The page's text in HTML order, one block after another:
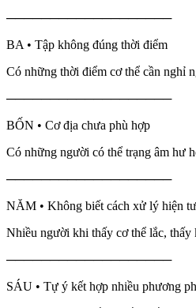
───────────────────
BA • Tập không đúng thời điểm
Có những thời điểm cơ thể cần nghỉ
───────────────────
BỐN • Cơ địa chưa phù hợp
Có những người có thể trạng âm hư
───────────────────
NĂM • Không biết cách xử lý hiện
Nhiều người khi thấy cơ thể lắc, thấy
───────────────────
SÁU • Tự ý kết hợp nhiều phương